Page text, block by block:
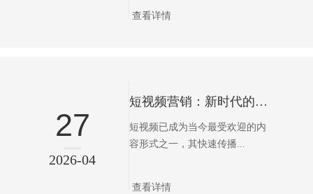
查看详情
27
2026-04
短视频营销：新时代的流量增长引擎
短视频已成为当今最受欢迎的内
容形式之一，其快速传播...
查看详情